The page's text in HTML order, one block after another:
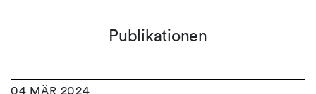
Publikationen
04 MÄR 2024